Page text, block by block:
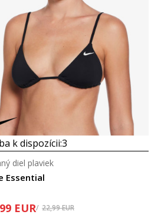
Porovnaj
k dispozícii:3
Essential
diel plaviek
EUR 22,99EUR